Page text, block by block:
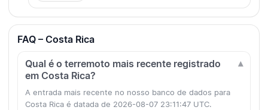
FAQ – Costa Rica
Qual é o terremoto mais recente registrado
em Costa Rica?
A entrada mais recente no nosso banco de dados para
Costa Rica é datada de 2026-08-07 23:11:47 UTC.